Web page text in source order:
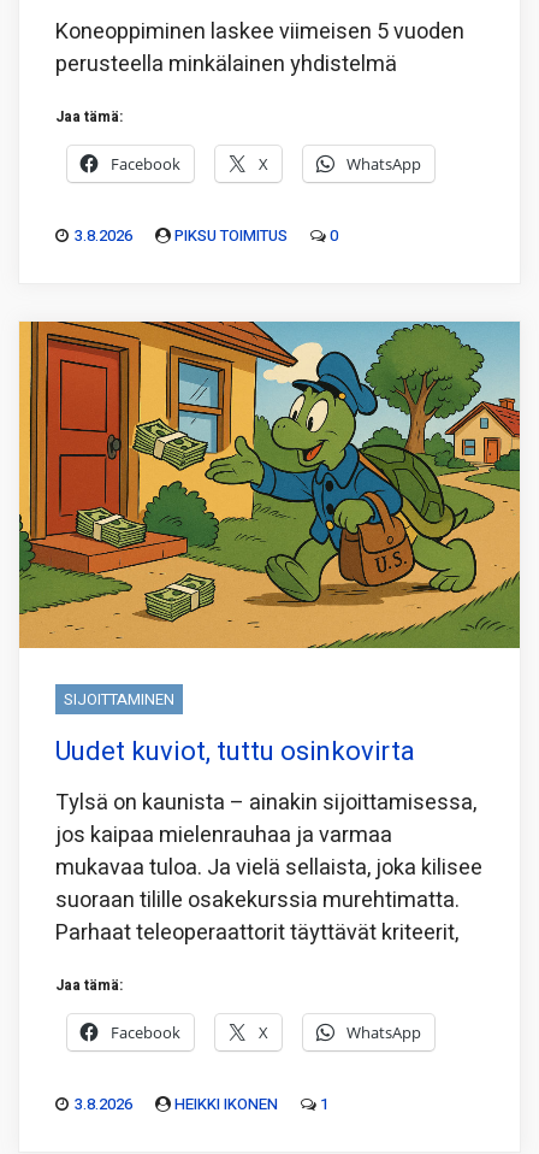
Koneoppiminen laskee viimeisen 5 vuoden
perusteella minkälainen yhdistelmä
Jaa tämä:
Facebook X WhatsApp
3.8.2026 PIKSU TOIMITUS 0
SIJOITTAMINEN
Uudet kuviot, tuttu osinkovirta
Tylsä on kaunista – ainakin sijoittamisessa,
jos kaipaa mielenrauhaa ja varmaa
mukavaa tuloa. Ja vielä sellaista, joka kilisee
suoraan tilille osakekurssia murehtimatta.
Parhaat teleoperaattorit täyttävät kriteerit,
Jaa tämä:
Facebook X WhatsApp
3.8.2026 HEIKKI IKONEN 1